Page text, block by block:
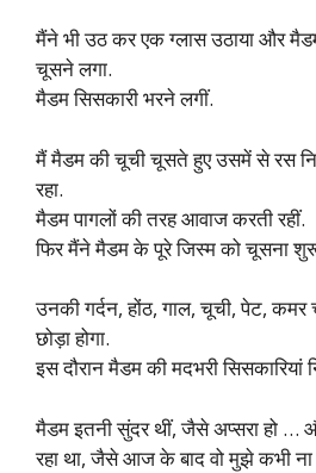
मैंने भी उठ कर एक ग्लास उठाया और
चूसने लगा.
मैडम सिसकारी भरने लगीं.
मैं मैडम की चूची चूसते हुए उसमें से रस
रहा.
मैडम पागलों की तरह आवाज करती रहीं.
फिर मैंने मैडम के पूरे जिस्म को चूसना
उनकी गर्दन, होंठ, गाल, चूची, पेट, कमर
छोड़ा होगा.
इस दौरान मैडम की मदभरी सिसकारियां
मैडम इतनी सुंदर थीं, जैसे अप्सरा हो
रहा था, जैसे आज के बाद वो मुझे कभी ना